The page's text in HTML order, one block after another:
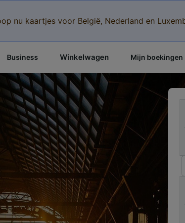
nu kaartjes voor België, Nederland en
Business Winkelwagen Mijn boekingen